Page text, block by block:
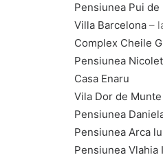
Pensiunea Pui de
Villa Barcelona –
Complex Cheile
Pensiunea
Casa Enaru
Vila Dor de Munte
Pensiunea
Pensiunea Arca
Pensiunea Vlahia